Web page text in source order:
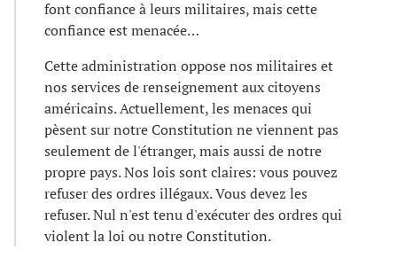
font confiance à leurs militaires, mais cette
confiance est menacée…
Cette administration oppose nos militaires et
nos services de renseignement aux citoyens
américains. Actuellement, les menaces qui
pèsent sur notre Constitution ne viennent pas
seulement de l'étranger, mais aussi de notre
propre pays. Nos lois sont claires: vous pouvez
refuser des ordres illégaux. Vous devez les
refuser. Nul n'est tenu d'exécuter des ordres qui
violent la loi ou notre Constitution.